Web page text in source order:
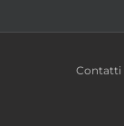
Contatti